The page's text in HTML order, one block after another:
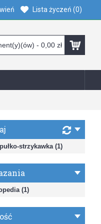
Lista życzeń (0)
- 0,00 zł
strzykawka (1)
(1)